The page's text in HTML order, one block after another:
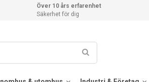
Över 10 års erfarenhet
Säkerhet för dig